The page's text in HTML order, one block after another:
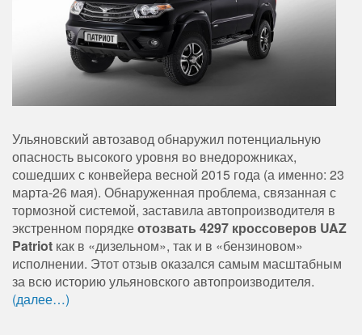
Ульяновский автозавод обнаружил потенциальную
опасность высокого уровня во внедорожниках,
сошедших с конвейера весной 2015 года (а именно: 23
марта-26 мая). Обнаруженная проблема, связанная с
тормозной системой, заставила автопроизводителя в
экстренном порядкеотозвать 4297 кроссоверов UAZ
Patriot как в «дизельном», так и в «бензиновом»
исполнении. Этот отзыв оказался самым масштабным
за всю историю ульяновского автопроизводителя.
(далее…)